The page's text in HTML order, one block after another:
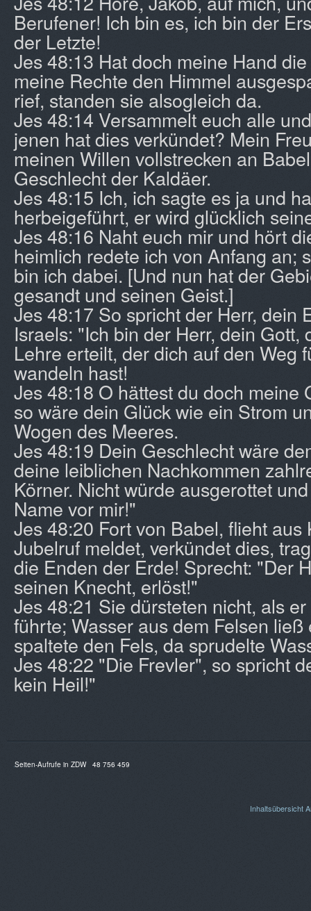
Berufener! Ich bin es, ich bin der
der Letzte!
Jes 48:13 Hat doch meine Hand
meine Rechte den Himmel
rief, standen sie alsogleich da.
Jes 48:14 Versammelt euch alle
jenen hat dies verkündet? Mein
meinen Willen vollstrecken an
Geschlecht der Kaldäer.
Jes 48:15 Ich, ich sagte es ja und
herbeigeführt, er wird glücklich
Jes 48:16 Naht euch mir und hört
heimlich redete ich von Anfang an;
bin ich dabei. [Und nun hat der
gesandt und seinen Geist.]
Jes 48:17 So spricht der Herr, dein
Israels: "Ich bin der Herr, dein Gott,
Lehre erteilt, der dich auf den Weg
wandeln hast!
Jes 48:18 O hättest du doch meine
so wäre dein Glück wie ein Strom
Wogen des Meeres.
Jes 48:19 Dein Geschlecht wäre
deine leiblichen Nachkommen
Körner. Nicht würde ausgerottet
Name vor mir!"
Jes 48:20 Fort von Babel, flieht aus
Jubelruf meldet, verkündet dies,
die Enden der Erde! Sprecht: "Der
seinen Knecht, erlöst!"
Jes 48:21 Sie dürsteten nicht, als
führte; Wasser aus dem Felsen
spaltete den Fels, da sprudelte
Jes 48:22 "Die Frevler", so spricht
kein Heil!"
Seiten-Aufrufe in ZDW 48 756 459
Inhaltsübersicht